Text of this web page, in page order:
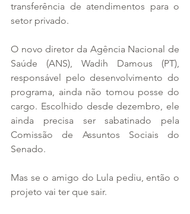
transferência de atendimentos para o
setor privado.
O novo diretor da Agência Nacional de
Saúde (ANS), Wadih Damous (PT),
responsável pelo desenvolvimento do
programa, ainda não tomou posse do
cargo. Escolhido desde dezembro, ele
ainda precisa ser sabatinado pela
Comissão de Assuntos Sociais do
Senado.
Mas se o amigo do Lula pediu, então o
projeto vai ter que sair.